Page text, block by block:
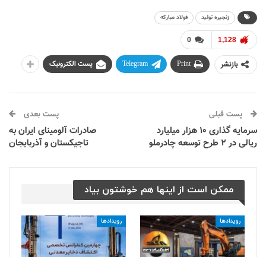
زنجیره تولید فولاد مبارکه
0 1,128
بازنشر Print
Telegram پست الکترونیک
پست قبلی
سرمایه گذاری ۱۰ هزار میلیارد
ریالی در ۲ طرح توسعه چادرملو
پست بعدی
صادرات آلومینای ایران به
تاجیکستان و آذربایجان
ممکن است از اینها هم خوشتون بیاد
رویدادها رویدادها